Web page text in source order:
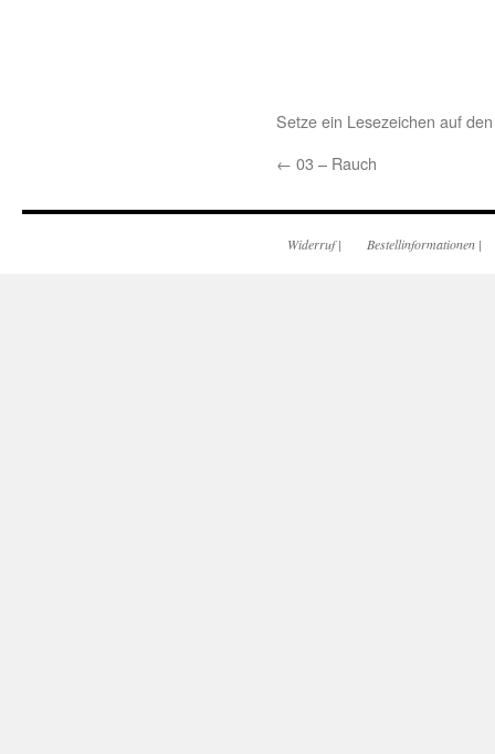
Setze ein Lesezeichen auf
← 03 – Rauch
Widerruf| Bestellinformationen |